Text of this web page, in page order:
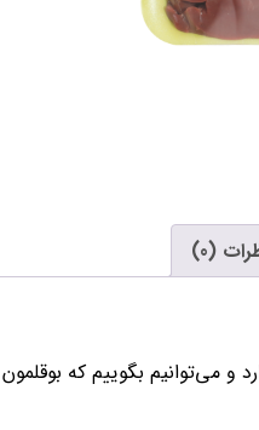
(0)
و می‌توانیم بگوییم که